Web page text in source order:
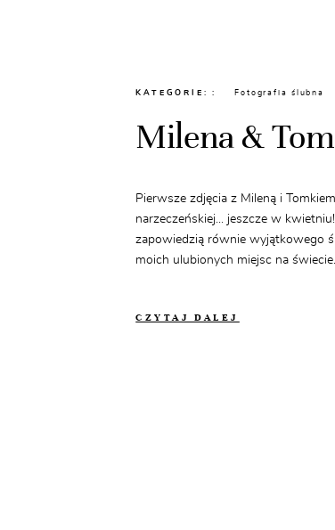
KATEGORIE: Fotografia ślubna
Milena &
Pierwsze zdjęcia z Mileną i
narzeczeńskiej... jeszcze w
zapowiedzią równie wyjątkowego
moich ulubionych miejsc na
CZYTAJ DALEJ